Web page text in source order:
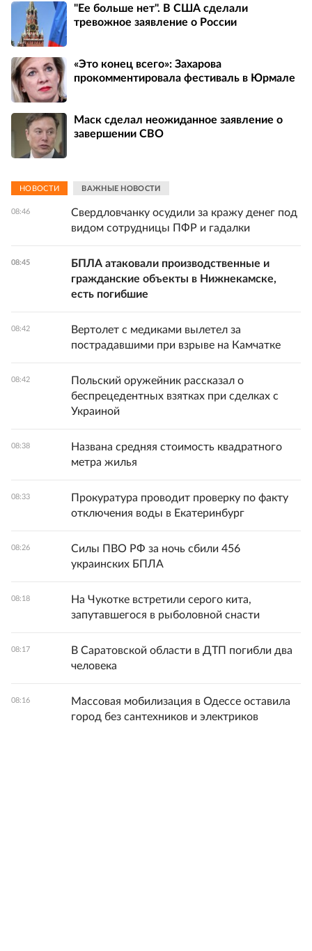
"Ее больше нет". В США сделали
тревожное заявление о России
«Это конец всего»: Захарова
прокомментировала фестиваль в Юрмале
Маск сделал неожиданное заявление о
завершении СВО
НОВОСТИ ВАЖНЫЕ НОВОСТИ
08:46
Свердловчанку осудили за кражу денег под
видом сотрудницы ПФР и гадалки
08:45
БПЛА атаковали производственные и
гражданские объекты в Нижнекамске,
есть погибшие
08:42
Вертолет с медиками вылетел за
пострадавшими при взрыве на Камчатке
08:42
Польский оружейник рассказал о
беспрецедентных взятках при сделках с
Украиной
08:38
Названа средняя стоимость квадратного
метра жилья
08:33
Прокуратура проводит проверку по факту
отключения воды в Екатеринбург
08:26
Силы ПВО РФ за ночь сбили 456
украинских БПЛА
08:18
На Чукотке встретили серого кита,
запутавшегося в рыболовной снасти
08:17
В Саратовской области в ДТП погибли два
человека
08:16
Массовая мобилизация в Одессе оставила
город без сантехников и электриков